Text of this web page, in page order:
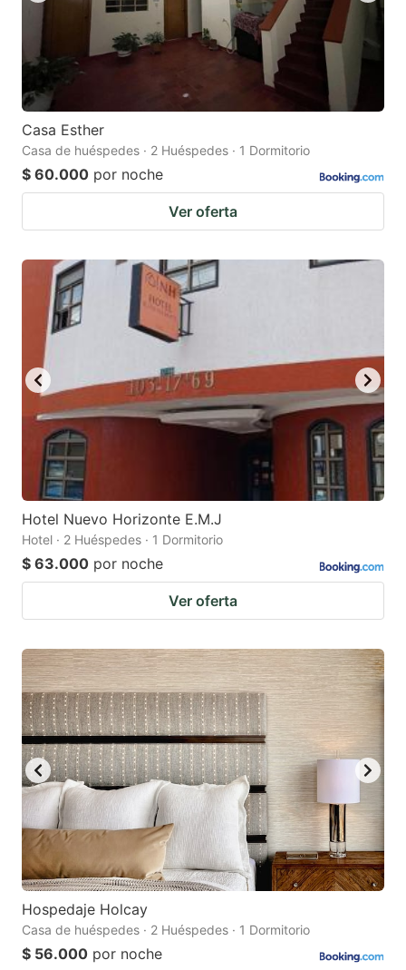
Casa Esther
Casa de huéspedes · 2 Huéspedes · 1 Dormitorio
$ 60.000 por noche
Ver oferta
Hotel Nuevo Horizonte E.M.J
Hotel · 2 Huéspedes · 1 Dormitorio
$ 63.000 por noche
Ver oferta
Hospedaje Holcay
Casa de huéspedes · 2 Huéspedes · 1 Dormitorio
$ 56.000 por noche